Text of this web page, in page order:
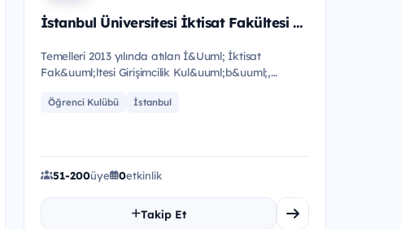
İstanbul Üniversitesi İktisat Fakültesi Girişimcilik Kulübü
Temelleri 2013 yılında atılan İ&Uuml; İktisat
Fak&uuml;ltesi Girişimcilik Kul&uuml;b&uuml;,
Öğrenci Kulübü İstanbul
51-200üye 0etkinlik
Takip Et